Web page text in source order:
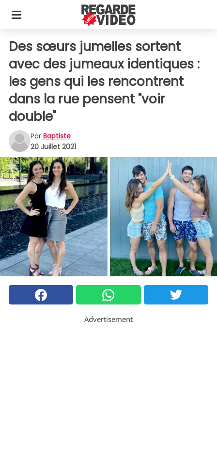
Des sœurs jumelles sortent
avec des jumeaux identiques :
les gens qui les rencontrent
dans la rue pensent "voir
double"
Par Baptiste
20 Juillet 2021
Advertisement